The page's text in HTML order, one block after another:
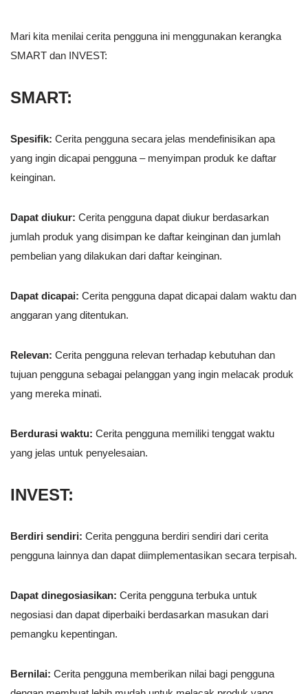
Mari kita menilai cerita pengguna ini menggunakan kerangka
SMART dan INVEST:
SMART:
Spesifik: Cerita pengguna secara jelas mendefinisikan apa
yang ingin dicapai pengguna – menyimpan produk ke daftar
keinginan.
Dapat diukur: Cerita pengguna dapat diukur berdasarkan
jumlah produk yang disimpan ke daftar keinginan dan jumlah
pembelian yang dilakukan dari daftar keinginan.
Dapat dicapai: Cerita pengguna dapat dicapai dalam waktu dan
anggaran yang ditentukan.
Relevan: Cerita pengguna relevan terhadap kebutuhan dan
tujuan pengguna sebagai pelanggan yang ingin melacak produk
yang mereka minati.
Berdurasi waktu: Cerita pengguna memiliki tenggat waktu
yang jelas untuk penyelesaian.
INVEST:
Berdiri sendiri: Cerita pengguna berdiri sendiri dari cerita
pengguna lainnya dan dapat diimplementasikan secara terpisah.
Dapat dinegosiasikan: Cerita pengguna terbuka untuk
negosiasi dan dapat diperbaiki berdasarkan masukan dari
pemangku kepentingan.
Bernilai: Cerita pengguna memberikan nilai bagi pengguna